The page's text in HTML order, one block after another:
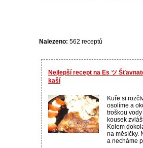
Nalezeno: 562 receptů
Nejlepší recept na Es ツ
kaší
Kuře si
osolíme a
troškou
kousek
Kolem
na měsíčky.
a necháme